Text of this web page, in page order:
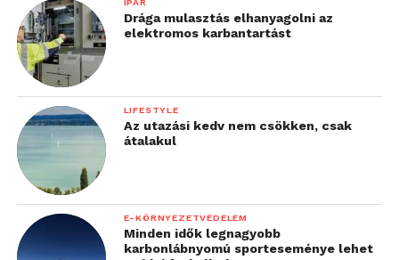
IPAR
Drága mulasztás elhanyagolni az
elektromos karbantartást
LIFESTYLE
Az utazási kedv nem csökken, csak
átalakul
E-KÖRNYEZETVÉDELEM
Minden idők legnagyobb
karbonlábnyomú sporteseménye lehet